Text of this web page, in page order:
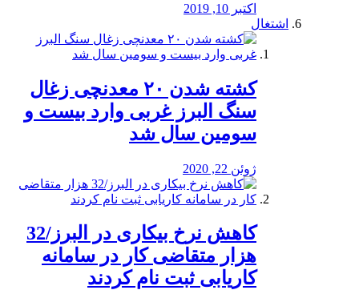
اکتبر 10, 2019
اشتغال
کشته شدن ۲۰ معدنچی زغال
سنگ البرز غربی وارد بیست و
سومین سال شد
ژوئن 22, 2020
کاهش نرخ بیکاری در البرز/32
هزار متقاضی کار در سامانه
کاریابی ثبت نام کردند